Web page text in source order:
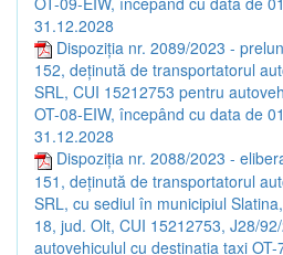
31.12.2028
Dispoziția nr. 2089/2023 -
152, deținută de transportatorul
SRL, CUI 15212753 pentru
OT-08-EIW, începând cu data de
31.12.2028
Dispoziția nr. 2088/2023 -
151, deținută de transportatorul
SRL, cu sediul în municipiul
18, jud. Olt, CUI 15212753, J28/
autovehiculul cu destinația taxi